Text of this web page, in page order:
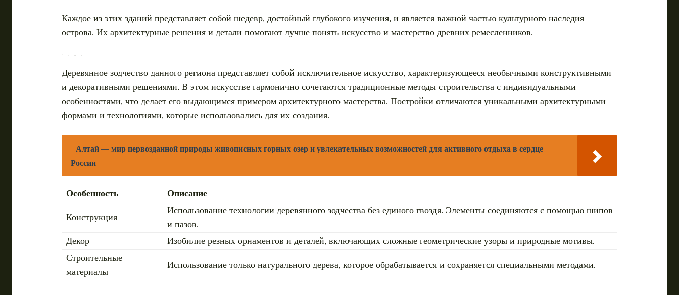
Каждое из этих зданий представляет собой шедевр, достойный глубокого изучения, и является важной частью культурного наследия
острова. Их архитектурные решения и детали помогают лучше понять искусство и мастерство древних ремесленников.
Особенности уникального деревянного зодчества
Деревянное зодчество данного региона представляет собой исключительное искусство, характеризующееся необычными конструктивными
и декоративными решениями. В этом искусстве гармонично сочетаются традиционные методы строительства с индивидуальными
особенностями, что делает его выдающимся примером архитектурного мастерства. Постройки отличаются уникальными архитектурными
формами и технологиями, которые использовались для их создания.
Алтай — мир первозданной природы живописных горных озер и увлекательных возможностей для активного отдыха в сердце
России
Особенность
Описание
Конструкция
Использование технологии деревянного зодчества без единого гвоздя. Элементы соединяются с помощью шипов
и пазов.
Декор
Изобилие резных орнаментов и деталей, включающих сложные геометрические узоры и природные мотивы.
Строительные
материалы
Использование только натурального дерева, которое обрабатывается и сохраняется специальными методами.